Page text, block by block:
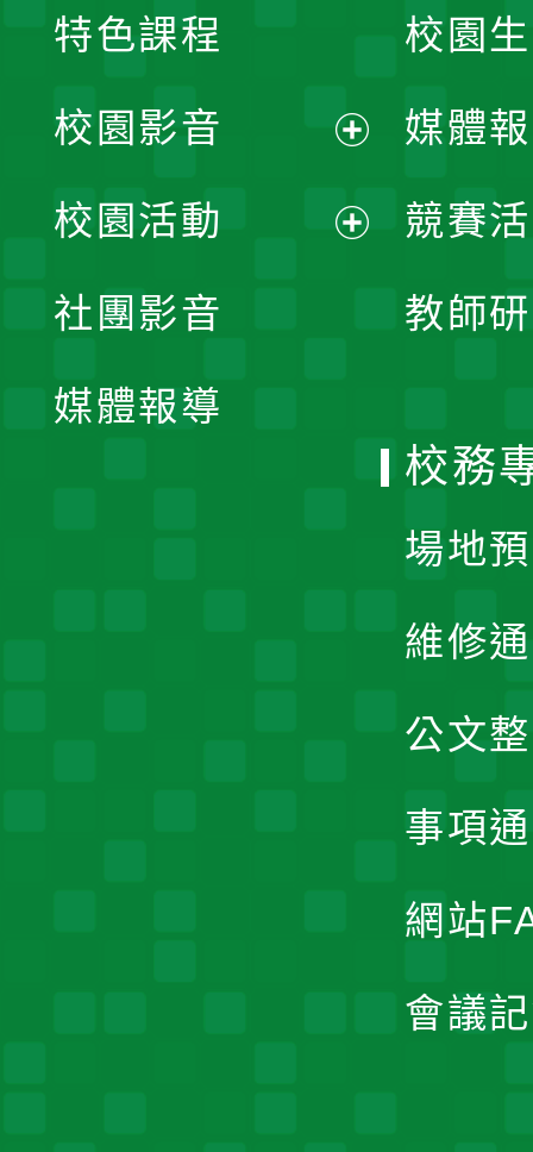
校園
媒體
競賽
教師
特色課程
校園影音
開
校園活動
社團影音
媒體報導
校務
場地
維修
公文
事項
網站
會議